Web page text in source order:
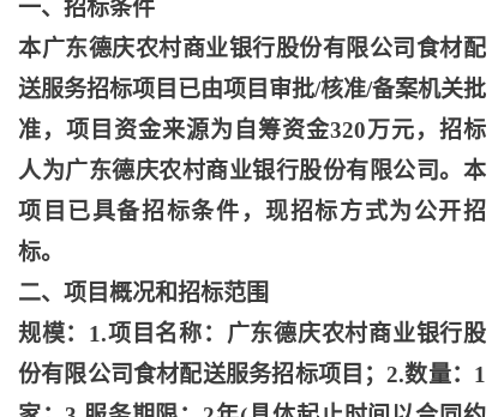
一、招标条件
本广东德庆农村商业银行股份有限公司食材配
送服务招标项目已由项目审批/核准/备案机关批
准，项目资金来源为自筹资金320万元，招标
人为广东德庆农村商业银行股份有限公司。本
项目已具备招标条件，现招标方式为公开招
标。
二、项目概况和招标范围
规模： 1.项目名称：广东德庆农村商业银行股
份有限公司食材配送服务招标项目；2.数量：1